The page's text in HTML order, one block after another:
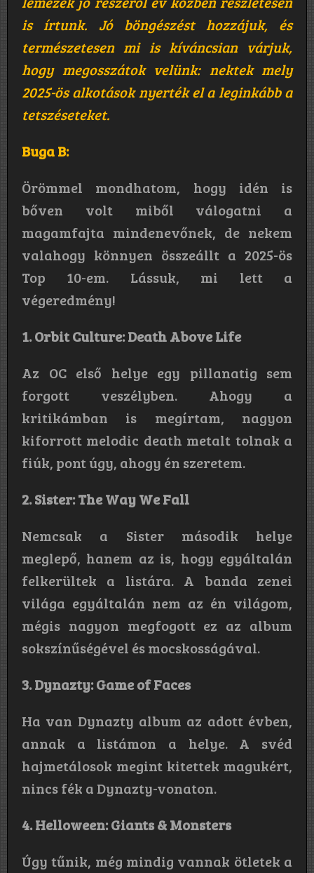
is írtunk. Jó böngészést hozzájuk, és
természetesen mi is kíváncsian várjuk,
hogy megosszátok velünk: nektek mely
2025-ös alkotások nyerték el a leginkább a
tetszéseteket.
Buga B:
Örömmel mondhatom, hogy idén is
bőven volt miből válogatni a
magamfajta mindenevőnek, de nekem
valahogy könnyen összeállt a 2025-ös
Top 10-em. Lássuk, mi lett a
végeredmény!
1. Orbit Culture: Death Above Life
Az OC első helye egy pillanatig sem
forgott veszélyben. Ahogy a
kritikámban is megírtam, nagyon
kiforrott melodic death metalt tolnak a
fiúk, pont úgy, ahogy én szeretem.
2. Sister: The Way We Fall
Nemcsak a Sister második helye
meglepő, hanem az is, hogy egyáltalán
felkerültek a listára. A banda zenei
világa egyáltalán nem az én világom,
mégis nagyon megfogott ez az album
sokszínűségével és mocskosságával.
3. Dynazty: Game of Faces
Ha van Dynazty album az adott évben,
annak a listámon a helye. A svéd
hajmetálosok megint kitettek magukért,
nincs fék a Dynazty-vonaton.
4. Helloween: Giants & Monsters
Úgy tűnik, még mindig vannak ötletek a